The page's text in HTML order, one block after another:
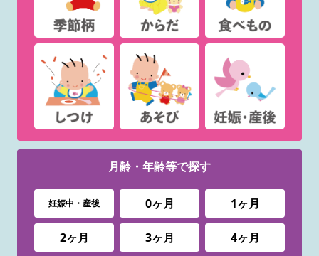
月齢・年齢等で探す
妊娠中・産後 0ヶ月 1ヶ月
2ヶ月 3ヶ月 4ヶ月